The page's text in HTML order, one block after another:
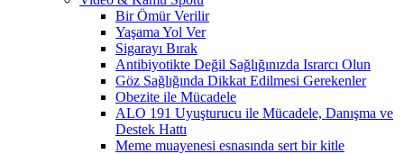
Bir Ömür Verilir
Yaşama Yol Ver
Sigarayı Bırak
Antibiyotikte Değil Sağlığınızda Israrcı Olun
Göz Sağlığında Dikkat Edilmesi Gerekenler
Obezite ile Mücadele
ALO 191 Uyuşturucu ile Mücadele, Danışma ve
Destek Hattı
Meme muayenesi esnasında sert bir kitle